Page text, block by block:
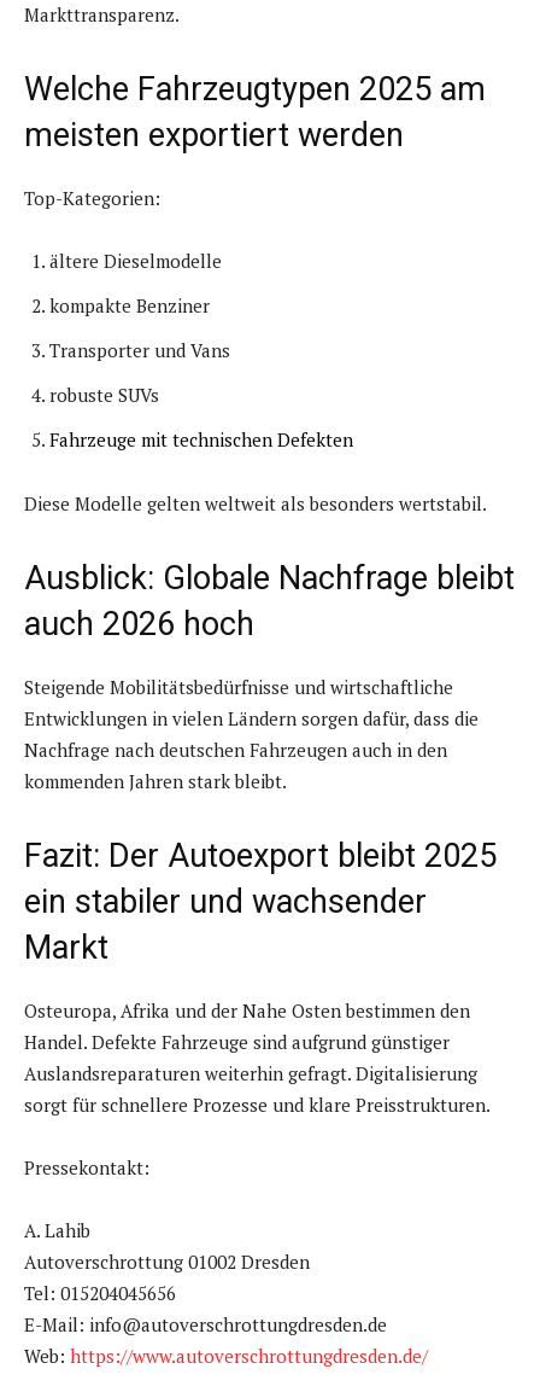
Markttransparenz.
Welche Fahrzeugtypen 2025 am
meisten exportiert werden
Top-Kategorien:
ältere Dieselmodelle
kompakte Benziner
Transporter und Vans
robuste SUVs
Fahrzeuge mit technischen Defekten
Diese Modelle gelten weltweit als besonders wertstabil.
Ausblick: Globale Nachfrage bleibt
auch 2026 hoch
Steigende Mobilitätsbedürfnisse und wirtschaftliche
Entwicklungen in vielen Ländern sorgen dafür, dass die
Nachfrage nach deutschen Fahrzeugen auch in den
kommenden Jahren stark bleibt.
Fazit: Der Autoexport bleibt 2025
ein stabiler und wachsender
Markt
Osteuropa, Afrika und der Nahe Osten bestimmen den
Handel. Defekte Fahrzeuge sind aufgrund günstiger
Auslandsreparaturen weiterhin gefragt. Digitalisierung
sorgt für schnellere Prozesse und klare Preisstrukturen.
Pressekontakt:
A. Lahib
Autoverschrottung 01002 Dresden
Tel: 015204045656
E-Mail: info@autoverschrottungdresden.de
Web: https://www.autoverschrottungdresden.de/